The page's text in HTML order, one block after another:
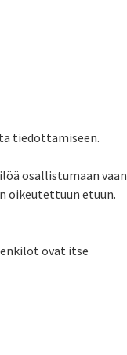
tiedottamiseen.
osallistumaan vaan
oikeutettuun etuun.
ovat itse